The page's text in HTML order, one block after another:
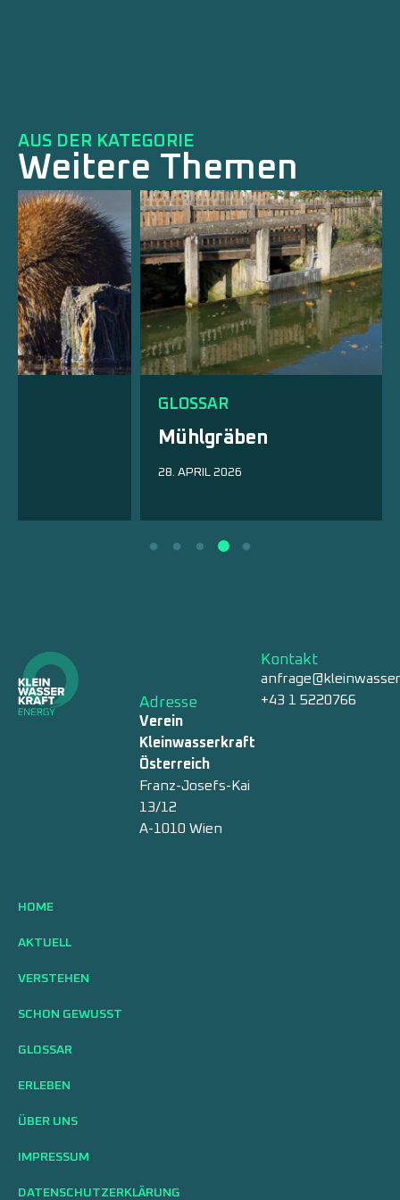
AUS DER KATEGORIE
Weitere Themen
Adresse
Verein
Kleinwasserkraft
Österreich
Franz-Josefs-Kai
13/12
A-1010 Wien
Kontakt
+43 1 5220766
HOME
AKTUELL
VERSTEHEN
SCHON GEWUSST
GLOSSAR
ERLEBEN
ÜBER UNS
IMPRESSUM
DATENSCHUTZERKLÄRUNG